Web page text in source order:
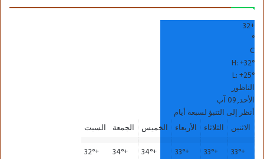
+
32
°
C
H:+32°
L:+25°
الناظور
الأحد, 09 آب
أنظر إلى التنبؤ لسبعة أيام
الاثنين
الثلاثاء الأربعاء الخميس الجمعة
السبت
+
33°
+
33°
+
33°
+
34°
+
34°
+
32°